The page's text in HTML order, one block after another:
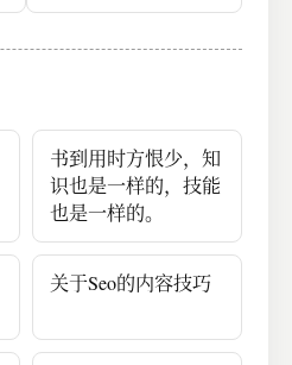
书到用时方恨少，知
识也是一样的，技能
也是一样的。
关于Seo的内容技巧